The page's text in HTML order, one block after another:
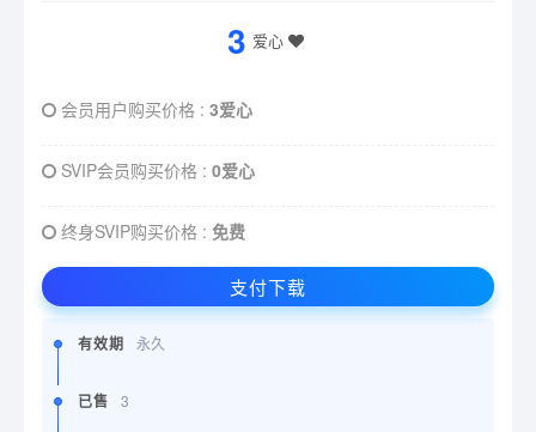
3 爱心
会员用户购买价格 : 3爱心
SVIP会员购买价格 : 0爱心
终身SVIP购买价格 : 免费
支付下载
有效期 永久
已售 3